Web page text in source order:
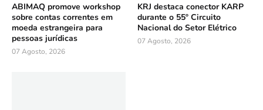
ABIMAQ promove workshop
sobre contas correntes em
moeda estrangeira para
pessoas jurídicas
07 Agosto, 2026
KRJ destaca conector KARP
durante o 55º Circuito
Nacional do Setor Elétrico
07 Agosto, 2026